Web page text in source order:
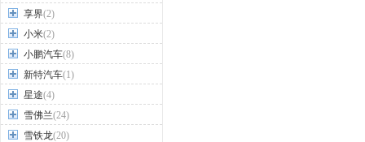
享界(2)
小米(2)
小鹏汽车(8)
新特汽车(1)
星途(4)
雪佛兰(24)
雪铁龙(20)